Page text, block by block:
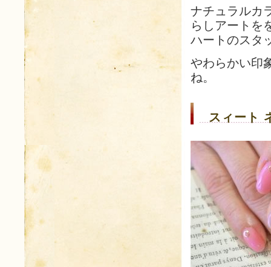
ナチュラルカ
らしアートを
ハートのスタ
やわらかい印
ね。
スィート